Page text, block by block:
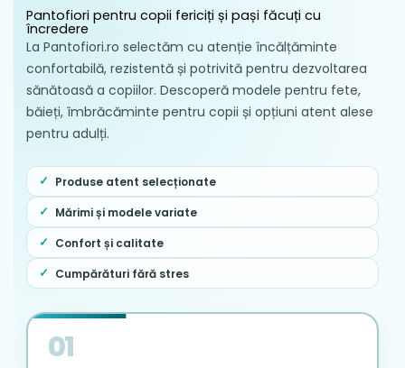
curată de la robinet pentru a îndepărta
resturile de sare, nisip sau substanțe
chimice.
Curățarea urmelor de murdărie se face
simplu, folosind o lavetă moale sau o perie
cu peri moi împreună cu puțin săpun lichid
neutru.
Nu introduceți sandalele în mașina de
spălat rufe și nu folosiți detergenți agresivi
sau înălbitori, pentru a proteja textura
materialului și rezistența sistemului velcro.
Uscarea se realizează extrem de rapid, în
mod natural, la umbră, într-un mediu bine
îndelungată sub razele puternice ale
soarelui sau pe calorifere atunci când
Pantofiori pentru copii fericiți și pași făcuți cu
încredere
La Pantofiori.ro selectăm cu atenție încălțăminte
confortabilă, rezistentă și potrivită pentru dezvoltarea
sănătoasă a copiilor. Descoperă modele pentru fete,
băieți, îmbrăcăminte pentru copii și opțiuni atent alese
pentru adulți.
Produse atent selecționate
Mărimi și modele variate
Confort și calitate
Cumpărături fără stres
01